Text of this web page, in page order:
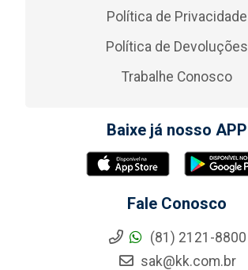
Política de Privacidade
Política de Devoluções
Trabalhe Conosco
Baixe já nosso APP
Fale Conosco
(81) 2121-8800
sak@kk.com.br